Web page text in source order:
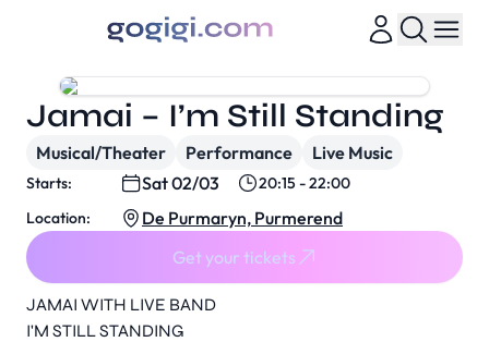
JAMAI WITH LIVE BAND
I'M STILL STANDING
Jamai – I’m Still Standing
Musical/Theater Performance Live Music
Starts: Sat 02/03
20:15 - 22:00
Location:
De Purmaryn, Purmerend
Get your tickets